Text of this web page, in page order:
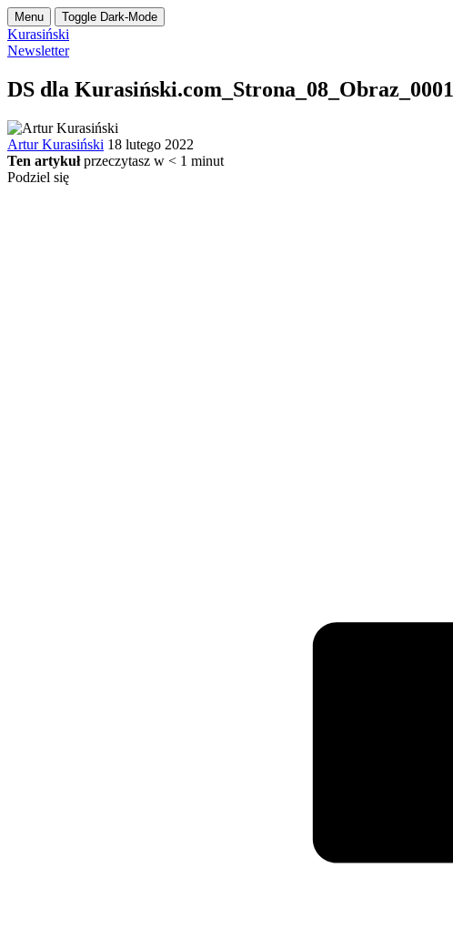
Menu Toggle Dark-Mode
Kurasiński
Newsletter
DS dla Kurasiński.com_Strona_08_Obraz_0001
Artur Kurasiński 18 lutego 2022
Ten artykuł przeczytasz w < 1 minut
Podziel się